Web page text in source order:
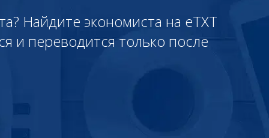
Найдите экономиста на eTXT
и переводится только после